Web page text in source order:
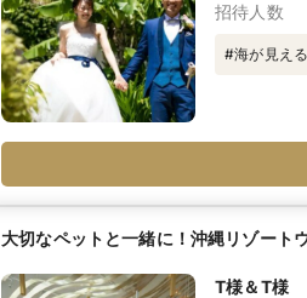
招待人数
#海が見え
大切なペットと一緒に！沖縄リゾート
T様＆T様